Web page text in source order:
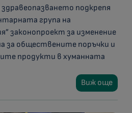
подкрепя
група на
законопроект за изменение
за обществените поръчки и
продукти в хуманната
Виж още